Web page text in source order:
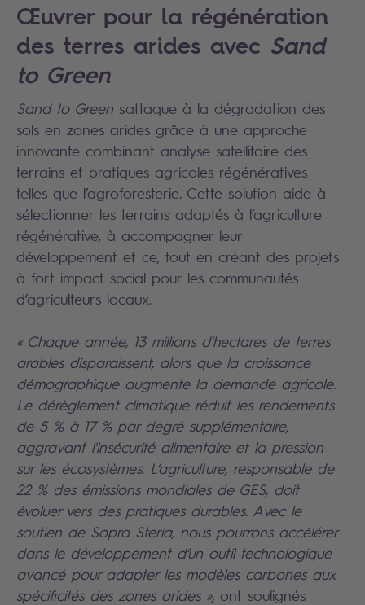
Œuvrer pour la régénération
des terres arides avec Sand
to Green
Sand to Green s'attaque à la dégradation des
sols en zones arides grâce à une approche
innovante combinant analyse satellitaire des
terrains et pratiques agricoles régénératives
telles que l’agroforesterie. Cette solution aide à
sélectionner les terrains adaptés à l’agriculture
régénérative, à accompagner leur
développement et ce, tout en créant des projets
à fort impact social pour les communautés
d’agriculteurs locaux.
« Chaque année, 13 millions d'hectares de terres
arables disparaissent, alors que la croissance
démographique augmente la demande agricole.
Le dérèglement climatique réduit les rendements
de 5 % à 17 % par degré supplémentaire,
aggravant l'insécurité alimentaire et la pression
sur les écosystèmes. L’agriculture, responsable de
22 % des émissions mondiales de GES, doit
évoluer vers des pratiques durables. Avec le
soutien de Sopra Steria, nous pourrons accélérer
dans le développement d’un outil technologique
avancé pour adapter les modèles carbones aux
spécificités des zones arides », ont soulignés